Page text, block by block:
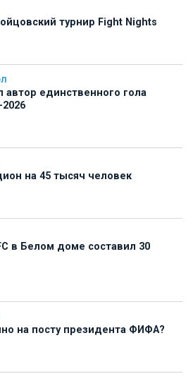
турнир Fight Nights
автор единственного гола
на 45 тысяч человек
в Белом доме составил 30
на посту президента ФИФА?